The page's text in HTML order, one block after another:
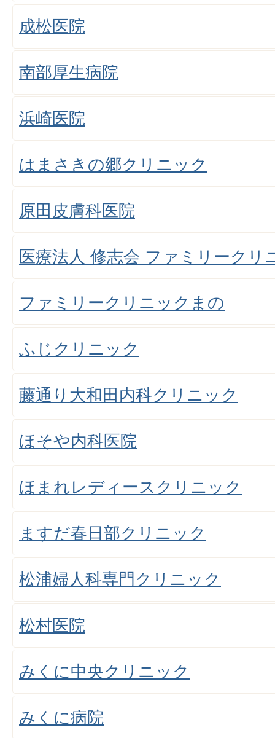
成松医院
南部厚生病院
浜崎医院
はまさきの郷クリニック
原田皮膚科医院
医療法人 修志会 ファミリークリ
ファミリークリニックまの
ふじクリニック
藤通り大和田内科クリニック
ほそや内科医院
ほまれレディースクリニック
ますだ春日部クリニック
松浦婦人科専門クリニック
松村医院
みくに中央クリニック
みくに病院